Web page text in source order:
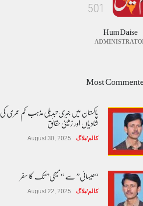
1
0
5
Hum Daise
Most
پاکستان میں جبری تبدیلی مذہب 'کم عمری کی
شادیاں اور زمینی حقائق
کالم/بلاگ August 30, 2025
“عیسائی” سے “مسیحی” تک کا سفر
کالم/بلاگ August 22, 2025